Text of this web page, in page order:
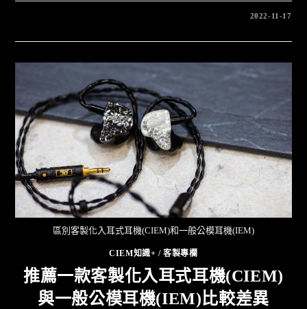
2022-11-17
區別客製化入耳式耳機(CIEM)和一般公模耳機(IEM)
CIEM知識+ /客製專欄
推薦一款客製化入耳式耳機(CIEM)
與一般公模耳機(IEM)比較差異